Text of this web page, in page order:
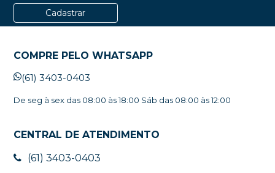
Cadastrar
COMPRE PELO WHATSAPP
(61) 3403-0403
De seg à sex das 08:00 às 18:00 Sáb das 08:00 às 12:00
CENTRAL DE ATENDIMENTO
(61) 3403-0403